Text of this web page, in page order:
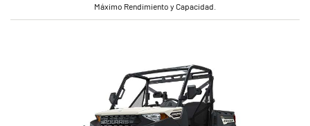
Máximo Rendimiento y Capacidad.